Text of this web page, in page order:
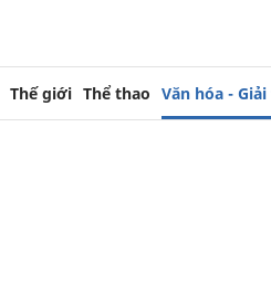
Thế giới Thể thao Văn hóa -